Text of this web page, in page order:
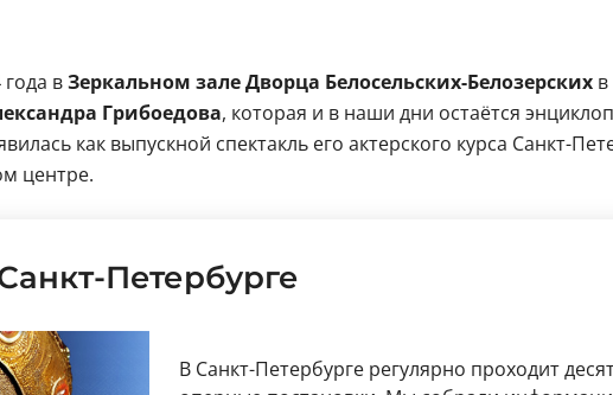
года вЗеркальном зале Дворца Белосельских-Белозерских
Грибоедова, которая и в наши дни остаётся
как выпускной спектакль его актерского курса Санкт-
центре.
Петербурге
В Санкт-Петербурге регулярно проходит